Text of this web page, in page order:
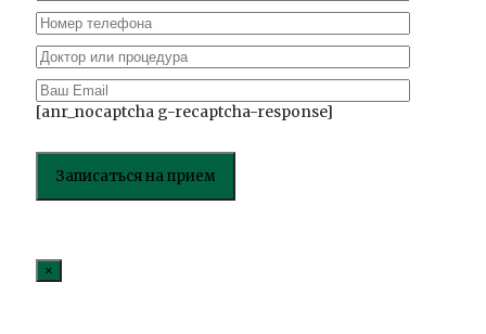
[anr_nocaptcha g-recaptcha-response]
×